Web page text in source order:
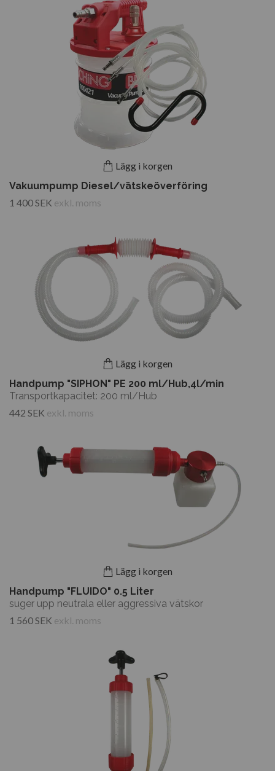
Lägg i korgen
Vakuumpump Diesel/vätskeöverföring
1 400 SEK exkl. moms
Lägg i korgen
Handpump "SIPHON" PE 200 ml/Hub,4l/min
Transportkapacitet: 200 ml/Hub
442 SEK exkl. moms
Lägg i korgen
Handpump "FLUIDO" 0.5 Liter
suger upp neutrala eller aggressiva vätskor
1 560 SEK exkl. moms